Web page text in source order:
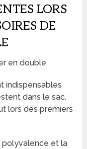
LORS
DE
en double.
indispensables
dans le sac.
lors des premiers
polyvalence et la